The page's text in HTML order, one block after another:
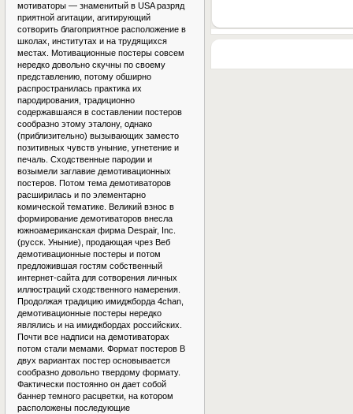
мотиваторы — знаменитый в USA разряд
приятной агитации, агитирующий
сотворить благоприятное расположение в
школах, институтах и на трудящихся
местах. Мотивационные постеры совсем
нередко довольно скучны по своему
представлению, потому обширно
распространилась практика их
пародирования, традиционно
содержавшаяся в составлении постеров
сообразно этому эталону, однако
(приблизительно) вызывающих заместо
позитивных чувств уныние, угнетение и
печаль. Сходственные пародии и
возымели заглавие демотивационных
постеров. Потом тема демотиваторов
расширилась и по элементарно
комической тематике. Великий взнос в
формирование демотиваторов внесла
южноамериканская фирма Despair, Inc.
(русск. Уныние), продающая чрез Веб
демотивационные постеры и потом
предложившая гостям собственный
интернет-сайта для сотворения личных
иллюстраций сходственного намерения.
Продолжая традицию имиджборда 4chan,
демотивационные постеры нередко
являлись и на имиджбордах российских.
Почти все надписи на демотиваторах
потом стали мемами. Формат постеров В
двух вариантах постер основывается
сообразно довольно твердому формату.
Фактически постоянно он дает собой
баннер темного расцветки, на котором
расположены последующие